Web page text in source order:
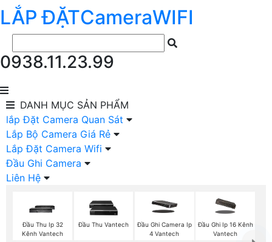
LẮP ĐẶTCameraWIFI
0938.11.23.99
DANH MỤC SẢN PHẨM
lắp Đặt Camera Quan Sát
Lắp Bộ Camera Giá Rẻ
Lắp Đặt Camera Wifi
Đầu Ghi Camera
Liên Hệ
Đầu Thu Ip 32
Kênh Vantech
Đầu Thu Vantech
Đầu Ghi Camera Ip
4 Vantech
Đầu Ghi Ip 16 Kênh
Vantech